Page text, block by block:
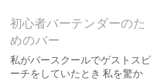
初心者バーテンダーのた
めのバー
私がバースクールでゲストスピ
ーチをしていたとき 私を驚か